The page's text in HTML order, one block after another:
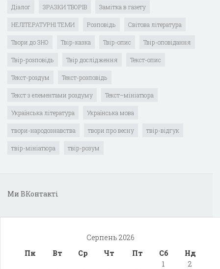
Діалог ЗРАЗКИ ТВОРІВ Замітка в газету
НЕЛІТЕРАТУРНІ ТЕМИ Розповідь Світова література
Твори до ЗНО Твір-казка Твір-опис Твір-оповідання
Твір-розповідь Твір дослідження Текст-опис
Текст-роздум Текст-розповідь
Текст з елементами роздуму Текст–мініатюра
Українська література Українська мова
твори-народознавства твори про весну твір-відгук
твір-мініатюра твір-розум
Ми ВКонтакті
Серпень 2026
Пн
Вт Ср Чт Пт Сб
Нд
1
2